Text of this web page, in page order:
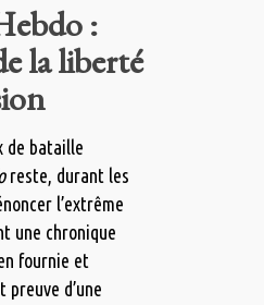
:
la liberté
de bataille
reste, durant les
l’extrême
une chronique
fournie et
d’une